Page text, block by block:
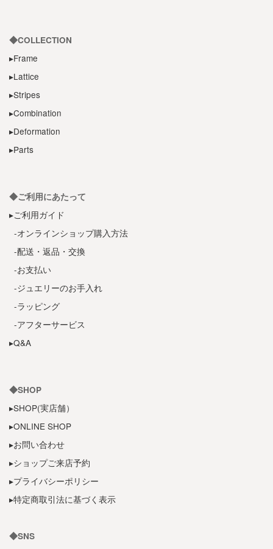
◆COLLECTION
▸Frame
▸Lattice
▸Stripes
▸Combination
▸Deformation
▸Parts
◆ご利用にあたって
▸ご利用ガイド
-オンラインショップ購入方法
-配送・返品・交換
-お支払い
-ジュエリーのお手入れ
-ラッピング
-アフターサービス
▸Q&A
◆SHOP
▸SHOP(実店舗）
▸ONLINE SHOP
▸お問い合わせ
▸ショップご来店予約
▸プライバシーポリシー
▸特定商取引法に基づく表示
◆SNS